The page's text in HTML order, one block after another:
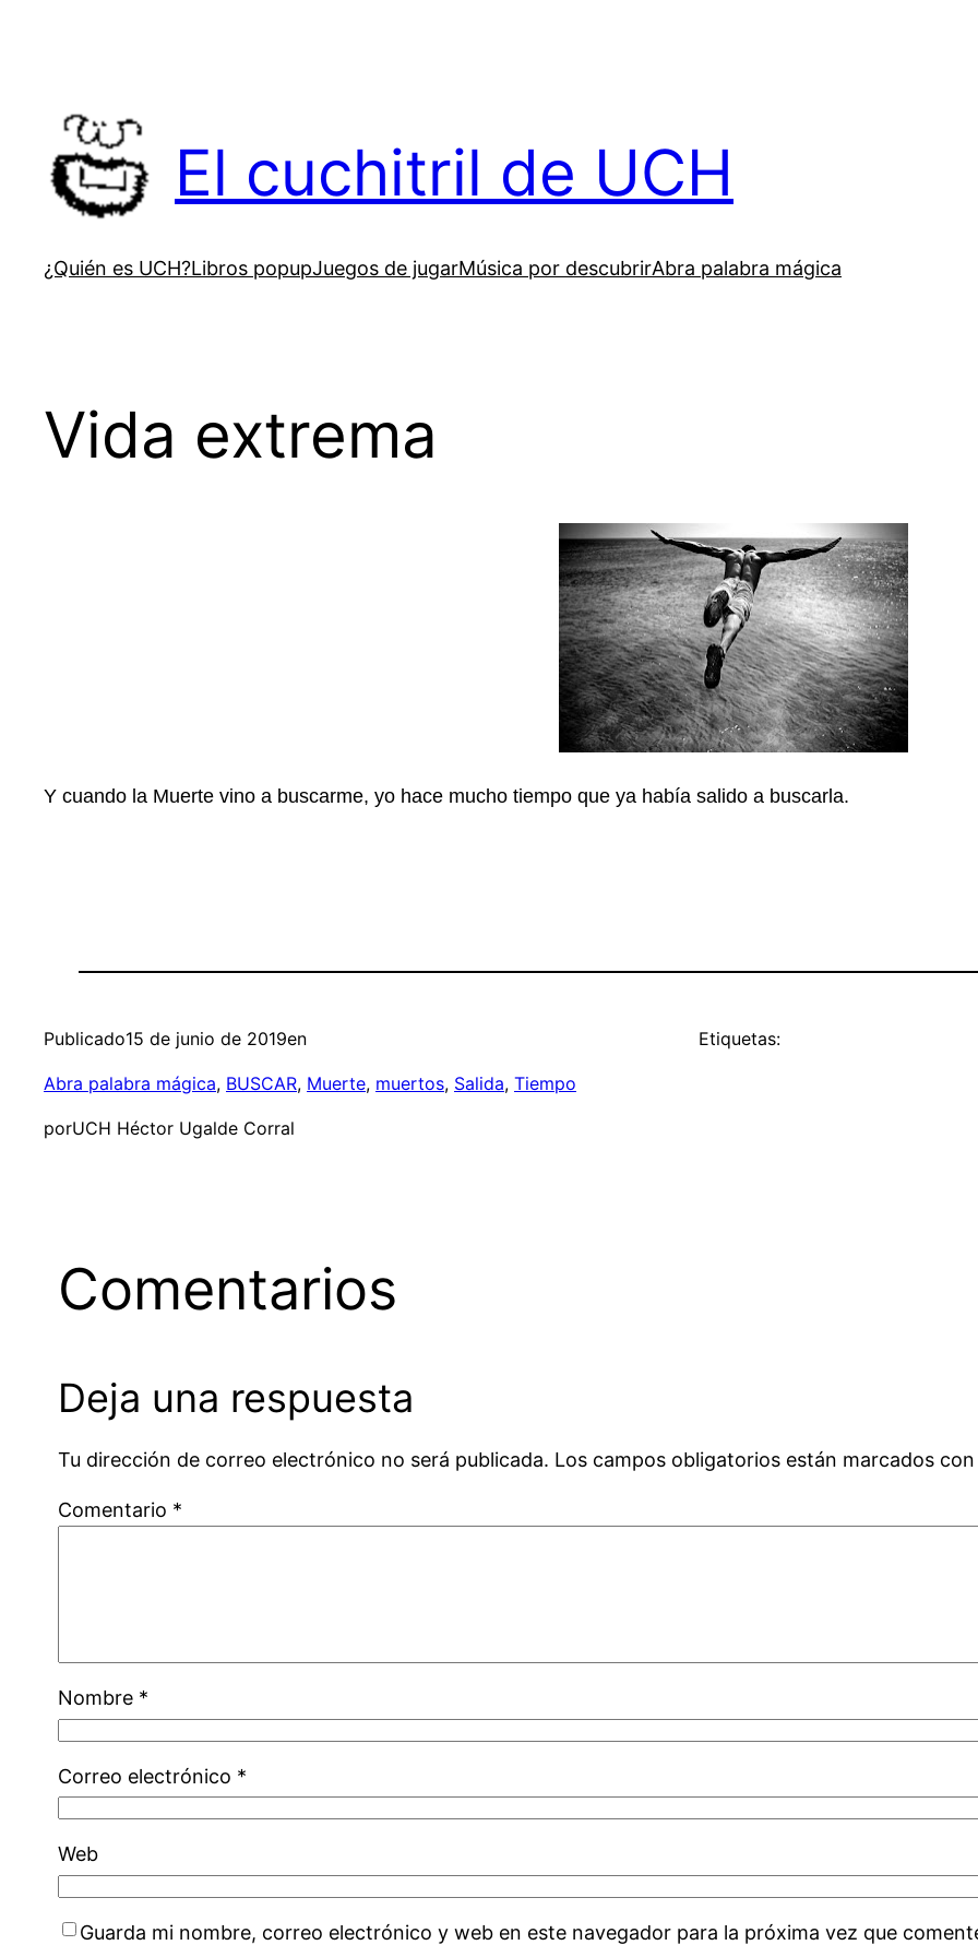
El cuchitril de UCH
¿Quién es UCH?Libros popupJuegos de jugarMúsica por descubrirAbra palabra mágica
Vida extrema
Y cuando la Muerte vino a buscarme, yo hace mucho tiempo que ya había salido a buscarla.
Publicado15 de junio de 2019en
Abra palabra mágica, BUSCAR, Muerte, muertos, Salida, Tiempo
porUCH Héctor Ugalde Corral
Etiquetas:
Comentarios
Deja una respuesta
Tu dirección de correo electrónico no será publicada. Los campos obligatorios están marcados
Comentario *
Nombre *
Correo electrónico *
Web
Guarda mi nombre, correo electrónico y web en este navegador para la próxima vez que